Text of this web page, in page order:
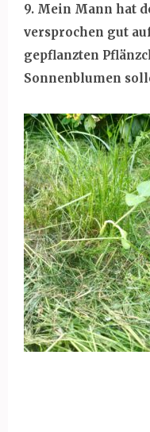
9. Mein Mann hat
versprochen gut
gepflanzten
Sonnenblumen